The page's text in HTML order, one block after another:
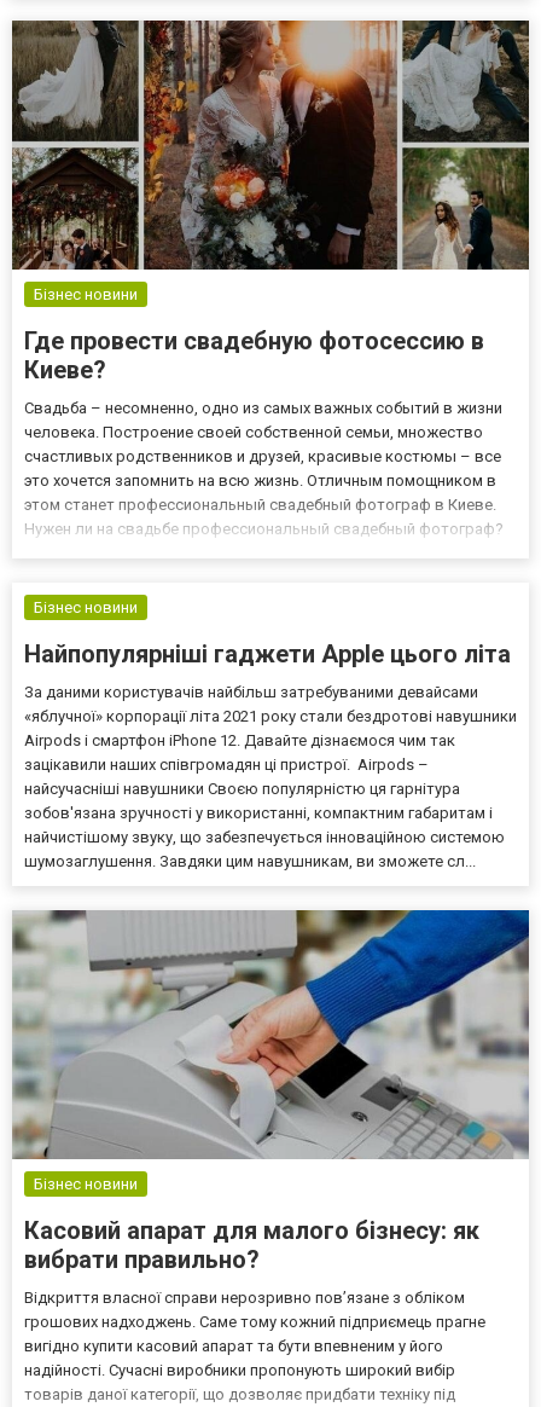
пользуется большой популярностью, не...
Бізнес новини
Где провести свадебную фотосессию в
Киеве?
Свадьба – несомненно, одно из самых важных событий в жизни
человека. Построение своей собственной семьи, множество
счастливых родственников и друзей, красивые костюмы – все
это хочется запомнить на всю жизнь. Отличным помощником в
этом станет профессиональный свадебный фотограф в Киеве.
Нужен ли на свадьбе профессиональный свадебный фотограф?
т...Бізнес новини
Найпопулярніші гаджети Apple цього літа
За даними користувачів найбільш затребуваними девайсами
«яблучної» корпорації літа 2021 року стали бездротові навушники
Airpods і смартфон iPhone 12. Давайте дізнаємося чим так
зацікавили наших співгромадян ці пристрої. Airpods –
найсучасніші навушники Своєю популярністю ця гарнітура
зобов'язана зручності у використанні, компактним габаритам і
найчистішому звуку, що забезпечується інноваційною системою
шумозаглушення. Завдяки цим навушникам, ви зможете сл...
Бізнес новини
Касовий апарат для малого бізнесу: як
вибрати правильно?
Відкриття власної справи нерозривно пов’язане з обліком
грошових надходжень. Саме тому кожний підприємець прагне
вигідно купити касовий апарат та бути впевненим у його
надійності. Сучасні виробники пропонують широкий вибір
товарів даної категорії, що дозволяє придбати техніку під